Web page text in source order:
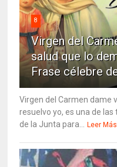
8
Virgen del
salud que lo
Frase célebre
Virgen del Carmen dame
resuelvo yo, es una de
de la Junta para... Leer Más